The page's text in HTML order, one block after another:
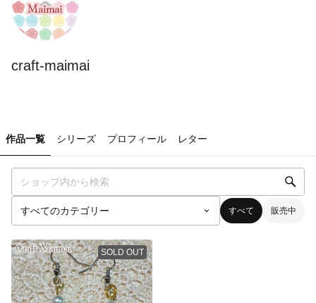
craft-maimai
作品一覧 シリーズ プロフィール レター
すべて 販売中
SOLD OUT